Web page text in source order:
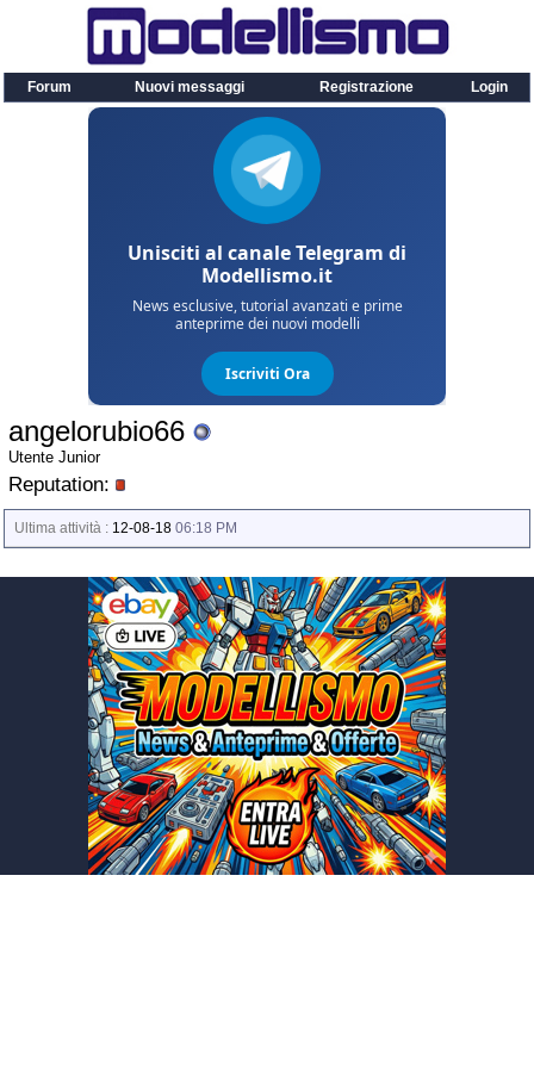
Forum Nuovi messaggi Registrazione Login
angelorubio66
Utente Junior
Reputation:
Ultima attività : 12-08-18 06:18 PM